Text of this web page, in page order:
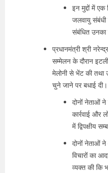
इन मुद्दों में एक
जलवायु संबंधी
संबंधित उनका
प्रधानमंत्री श्री
सम्मेलन के दौरान इटली
मेलोनी से भेंट की तथा
चुने जाने पर बधाई दी।
दोनों नेताओं
कार्रवाई और
में द्विपक्षीय
दोनों नेताओं ने
विचारों का
व्यक्त की कि